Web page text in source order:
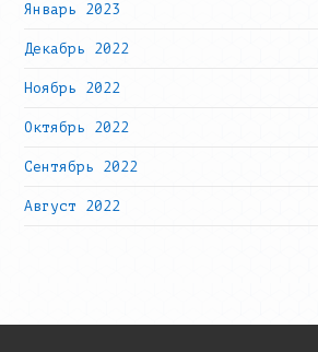
Январь 2023
Декабрь 2022
Ноябрь 2022
Октябрь 2022
Сентябрь 2022
Август 2022